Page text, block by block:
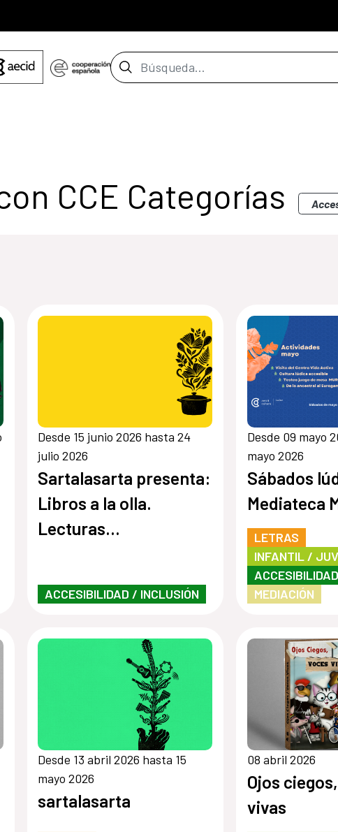
Barra de búsqueda
CCE Categorías
Desde 15 junio 2026 hasta 24
julio 2026
Sartalasarta presenta:
Libros a la olla.
Lecturas
ACCESIBILIDAD / INCLUSIÓN
Desde 09 mayo
mayo 2026
Sábados
Mediateca
LETRAS
INFANTIL /
MEDIACIÓN
Desde 13 abril 2026 hasta 15
mayo 2026
sartalasarta
08 abril 2026
Ojos
vivas